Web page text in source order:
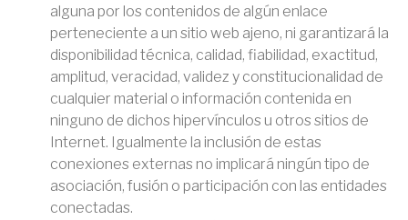
alguna por los contenidos de algún enlace
perteneciente a un sitio web ajeno, ni garantizará la
disponibilidad técnica, calidad, fiabilidad, exactitud,
amplitud, veracidad, validez y constitucionalidad de
cualquier material o información contenida en
ninguno de dichos hipervínculos u otros sitios de
Internet. Igualmente la inclusión de estas
conexiones externas no implicará ningún tipo de
asociación, fusión o participación con las entidades
conectadas.